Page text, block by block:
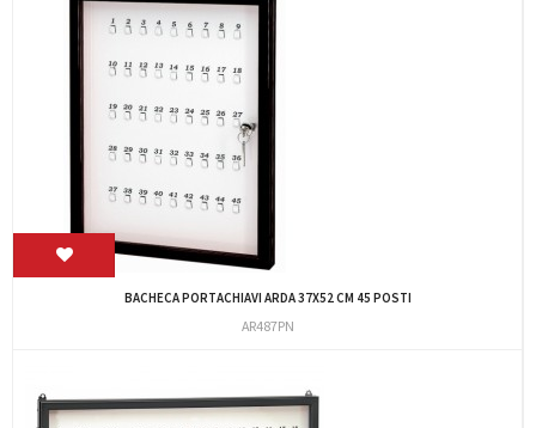
BACHECA PORTACHIAVI ARDA 37X52 CM 45 POSTI
AR487PN